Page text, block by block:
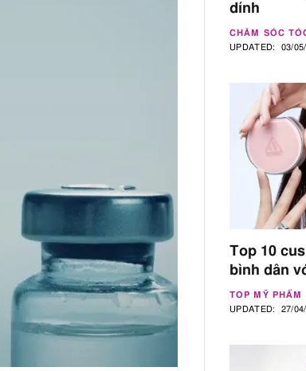
dính
CHĂM SÓC
UPDATED:
03/
Top 10
bình dân
TOP MỸ PHẨM
UPDATED:
27/